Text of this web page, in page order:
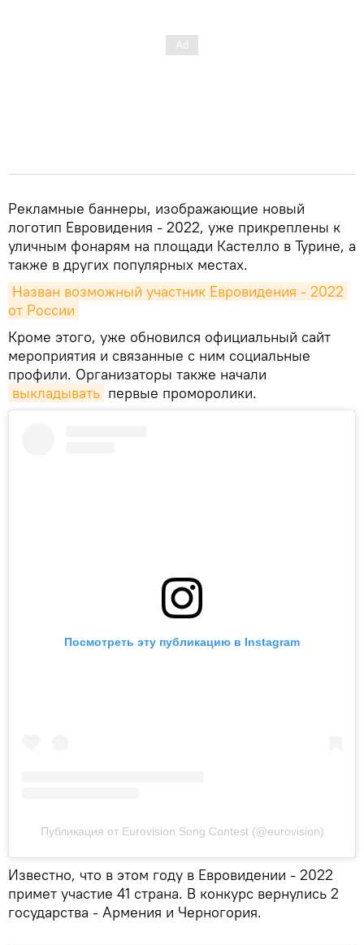
Рекламные баннеры, изображающие новый
логотип Евровидения - 2022, уже прикреплены к
уличным фонарям на площади Кастелло в Турине, а
также в других популярных местах.
Назван возможный участник Евровидения - 2022
от России
Кроме этого, уже обновился официальный сайт
мероприятия и связанные с ним социальные
профили. Организаторы также начали
выкладывать первые проморолики.
Посмотреть эту публикацию в Instagram
Публикация от Eurovision Song Contest (@eurovision)
Известно, что в этом году в Евровидении - 2022
примет участие 41 страна. В конкурс вернулись 2
государства - Армения и Черногория.